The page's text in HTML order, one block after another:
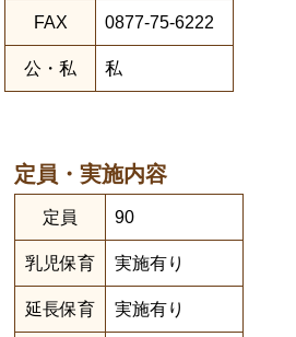
FAX 0877-75-6222
公・私 私
定員・実施内容
定員 90
乳児保育 実施有り
延長保育 実施有り